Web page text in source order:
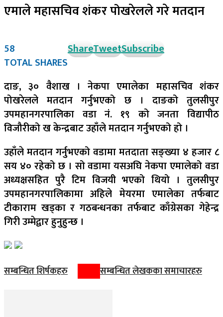
एमाले महासचिव शंकर पोखरेलले गरे मतदान
58
TOTAL SHARES
ShareTweetSubscribe
दाङ, ३० वैशाख । नेकपा एमालेका महासचिव शंकर
पोखरेलले मतदान गर्नुभएको छ । दाङको तुलसीपुर
उपमहानगरपालिका वडा नं. १९ को जनता विद्यापीठ
विजौरीको ख केन्द्रबाट उहाँले मतदान गर्नुभएको हो ।
उहाँले मतदान गर्नुभएको वडामा मतदाता सङ्ख्या ४ हजार ८
सय ४० रहेको छ । सो वडामा यसअघि नेकपा एमालेको वडा
अध्यक्षसहित पुरै टिम विजयी भएको थियो । तुलसीपुर
उपमहानगरपालिकामा अहिले मेयरमा एमालेका तर्फबाट
टीकाराम खड्का र गठबन्धनका तर्फबाट काँग्रेसका गेहेन्द्र
गिरी उम्मेद्वार हुनुहुन्छ ।
सम्बन्धित शिर्षकहरु सम्बन्धित लेखकका समाचारहरु